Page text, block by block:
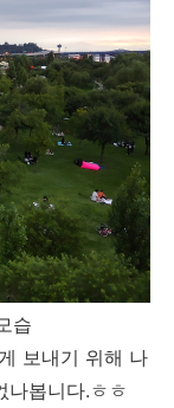
습
보내기 위해 나
나봅니다.ㅎㅎ